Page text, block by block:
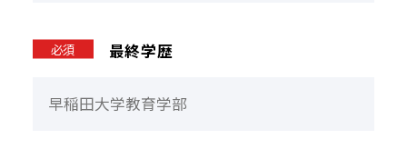
最終学歴
必須